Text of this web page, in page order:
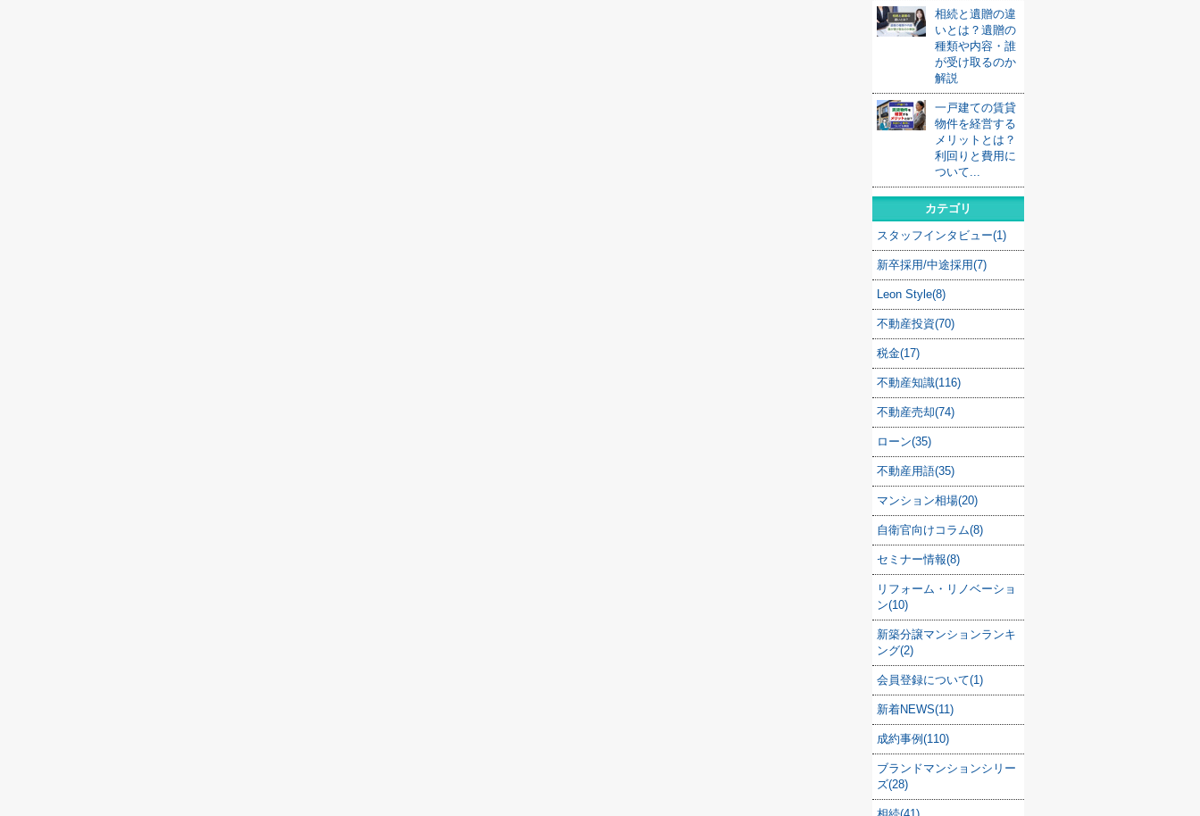
相続と遺贈の違
いとは？遺贈の
種類や内容・誰
が受け取るのか
解説
一戸建ての賃貸
物件を経営する
メリットとは？
利回りと費用に
ついて...
カテゴリ
スタッフインタビュー(1)
新卒採用/中途採用(7)
Leon Style(8)
不動産投資(70)
税金(17)
不動産知識(116)
不動産売却(74)
ローン(35)
不動産用語(35)
マンション相場(20)
自衛官向けコラム(8)
セミナー情報(8)
リフォーム・リノベーショ
ン(10)
新築分譲マンションランキ
ング(2)
会員登録について(1)
新着NEWS(11)
成約事例(110)
ブランドマンションシリー
ズ(28)